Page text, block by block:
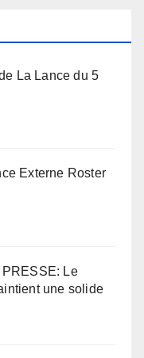
La Lance du 5
Externe Roster
Le
une solide